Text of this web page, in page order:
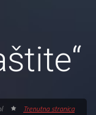
Trenutna stranica